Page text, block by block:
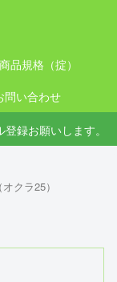
品規格（掟）
問い合わせ
録お願いします。
クラ25）